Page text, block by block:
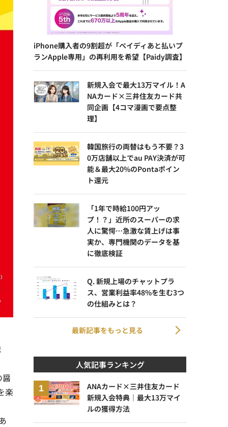
醤
楽
iPhone購入者の9割超が「ペイディあと払いプ
ランApple専用」の再利用を希望【Paidy調査】
新規入会で最大13万マイル！A
NAカード×三井住友カード共
同企画【4コマ漫画で要点整
理】
韓国旅行の両替はもう不要？3
0万店舗以上でau PAY決済が可
能＆最大20%のPontaポイン
ト還元
「1年で時給100円アッ
プ！？」近所のスーパーの求
人に驚愕…急激な賃上げは事
実か、専門機関のデータを基
に徹底検証
Q. 新規上場のチャットプラ
ス、営業利益率48%を生む3つ
の仕組みとは？
最新記事をもっと見る
人気記事ランキング
ANAカード×三井住友カード
新規入会特典｜最大13万マイ
ルの獲得方法